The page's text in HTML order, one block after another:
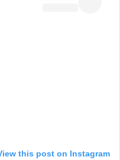
View this post on Instagram